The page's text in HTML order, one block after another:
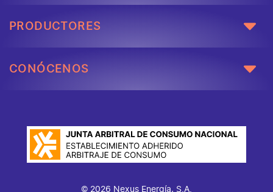
PRODUCTORES
CONÓCENOS
© 2026 Nexus Energía, S.A.